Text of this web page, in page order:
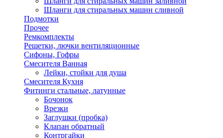
Шланги для стиральных машин сливной
Подмотки
Прочее
Ремкомплекты
Решетки, лючки вентиляционные
Сифоны, Гофры
Смесителя Ванная
Лейки, стойки для душа
Смесителя Кухня
Фитинги стальные, латунные
Бочонок
Врезки
Заглушки (пробка)
Клапан обратный
Контргайки